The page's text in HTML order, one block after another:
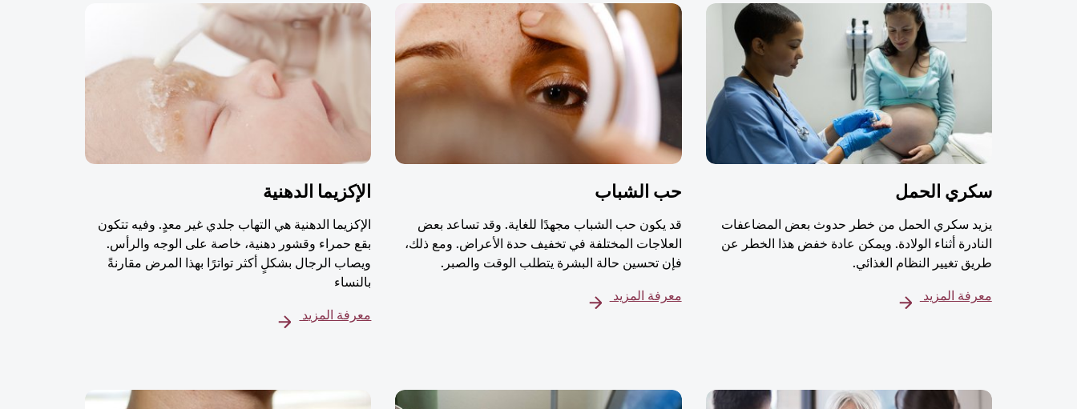
سكري الحمل
يزيد سكري الحمل من خطر حدوث بعض المضاعفات
النادرة أثناء الولادة. ويمكن عادة خفض هذا الخطر عن
طريق تغيير النظام الغذائي.
معرفة المزيد
حب الشباب
قد يكون حب الشباب مجهدًا للغاية. وقد تساعد بعض
العلاجات المختلفة في تخفيف حدة الأعراض. ومع ذلك،
فإن تحسين حالة البشرة يتطلب الوقت والصبر.
معرفة المزيد
الإكزيما الدهنية
الإكزيما الدهنية هي التهاب جلدي غير معدٍ. وفيه تتكون
بقع حمراء وقشور دهنية، خاصة على الوجه والرأس.
ويصاب الرجال بشكلٍ أكثر تواترًا بهذا المرض مقارنةً
بالنساء
معرفة المزيد